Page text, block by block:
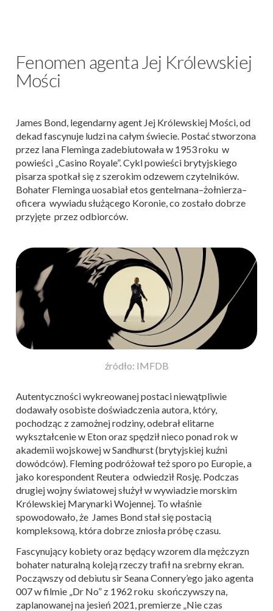
Fenomen agenta Jej Królewskiej
Mości
James Bond, legendarny agent Jej Królewskiej Mości, od
dekad fascynuje ludzi na całym świecie. Postać stworzona
przez Iana Fleminga zadebiutowała w 1953 roku w
powieści „Casino Royale”. Cykl powieści brytyjskiego
pisarza spotkał się z szerokim odzewem czytelników.
Bohater Fleminga uosabiał etos gentelmana–żołnierza–
oficera wywiadu służącego Koronie, co zostało dobrze
przyjęte przez odbiorców.
źródło: IMFDB
Autentyczności wykreowanej postaci niewątpliwie
dodawały osobiste doświadczenia autora, który,
pochodząc z zamożnej rodziny, odebrał elitarne
wykształcenie w Eton oraz spędził nieco ponad rok w
akademii wojskowej w Sandhurst (brytyjskiej kuźni
dowódców). Fleming podróżował też sporo po Europie, a
jako korespondent Reutera odwiedził Rosję. Podczas
drugiej wojny światowej służył w wywiadzie morskim
Królewskiej Marynarki Wojennej. To właśnie
spowodowało, że James Bond stał się postacią
kompleksową, która dobrze zniosła próbę czasu.
Fascynujący kobiety oraz będący wzorem dla mężczyzn
bohater naturalną koleją rzeczy trafił na srebrny ekran.
Począwszy od debiutu sir Seana Connery’ego jako agenta
007 w filmie „Dr No” z 1962 roku skończywszy na,
zaplanowanej na jesień 2021, premierze „Nie czas